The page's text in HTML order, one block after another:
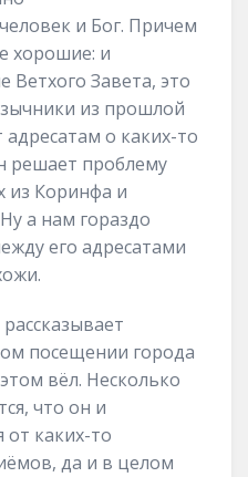
и Бог. Причем
хорошие: и
Ветхого Завета, это
из прошлой
о каких-то
решает проблему
из Коринфа и
Ну а нам гораздо
его адресатами
посещении города
вёл. Несколько
что он и
от каких-то
да и в целом